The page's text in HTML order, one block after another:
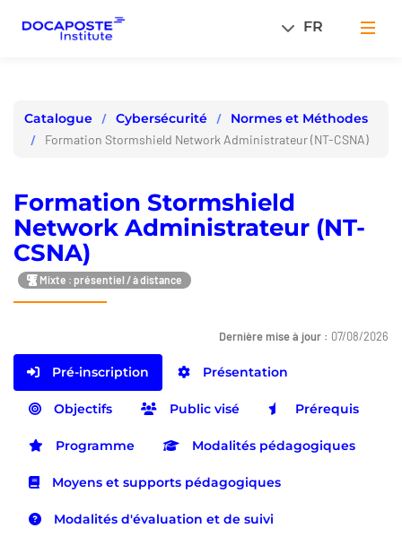
FR
Catalogue Cybersécurité Normes et Méthodes
Formation Stormshield Network Administrateur (NT-CSNA)
Formation Stormshield
Network Administrateur (NT-
CSNA)
Mixte : présentiel / à distance
Dernière mise à jour : 07/08/2026
Pré-inscription Présentation
Objectifs Public visé Prérequis
Programme Modalités pédagogiques
Moyens et supports pédagogiques
Modalités d'évaluation et de suivi